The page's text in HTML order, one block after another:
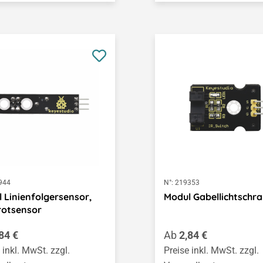
Linienfolgersensor,
Preis:
€
inkl. MwSt. zzgl.
N°: 219353
Modul
Regulärer Preis:
Ab2,84 €
Preise inkl. MwSt. zzgl.